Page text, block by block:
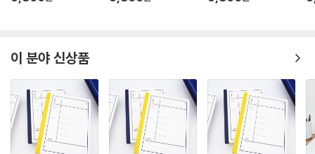
이 분야 신상품